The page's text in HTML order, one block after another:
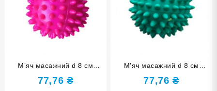
М’яч масажний d 8 см
надувний рожевий D8-rose
red
77,76₴
М’яч масажний d 8 см
надувний бірюзовий D8-sea
blue
77,76₴